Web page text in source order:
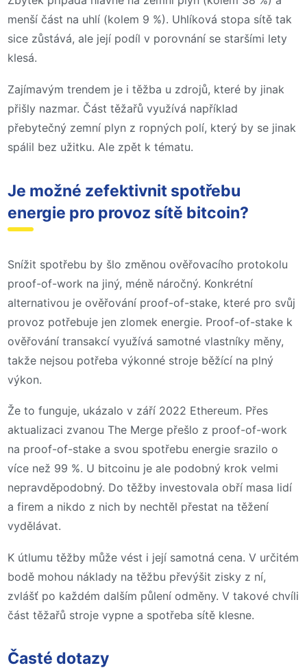
menší část na uhlí (kolem 9 %). Uhlíková stopa sítě tak
sice zůstává, ale její podíl v porovnání se staršími lety
klesá.
Zajímavým trendem je i těžba u zdrojů, které by jinak
přišly nazmar. Část těžařů využívá například
přebytečný zemní plyn z ropných polí, který by se jinak
spálil bez užitku. Ale zpět k tématu.
Je možné zefektivnit spotřebu
energie pro provoz sítě bitcoin?
Snížit spotřebu by šlo změnou ověřovacího protokolu
proof-of-work na jiný, méně náročný. Konkrétní
alternativou je ověřování proof-of-stake, které pro svůj
provoz potřebuje jen zlomek energie. Proof-of-stake k
ověřování transakcí využívá samotné vlastníky měny,
takže nejsou potřeba výkonné stroje běžící na plný
výkon.
Že to funguje, ukázalo v září 2022 Ethereum. Přes
aktualizaci zvanou The Merge přešlo z proof-of-work
na proof-of-stake a svou spotřebu energie srazilo o
více než 99 %. U bitcoinu je ale podobný krok velmi
nepravděpodobný. Do těžby investovala obří masa lidí
a firem a nikdo z nich by nechtěl přestat na těžení
vydělávat.
K útlumu těžby může vést i její samotná cena. V určitém
bodě mohou náklady na těžbu převýšit zisky z ní,
zvlášť po každém dalším půlení odměny. V takové chvíli
část těžařů stroje vypne a spotřeba sítě klesne.
Časté dotazy